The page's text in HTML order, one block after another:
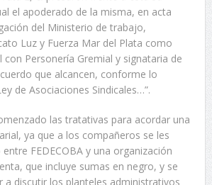
el apoderado de la misma, en acta
del Ministerio de trabajo,
Luz y Fuerza Mar del Plata como
con Personería Gremial y signataria de
que alcancen, conforme lo
de Asociaciones Sindicales…”.
las tratativas para acordar una
ya que a los compañeros se les
FEDECOBA y una organización
que incluye sumas en negro, y se
a discutir los planteles administrativos